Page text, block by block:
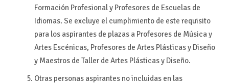
Formación Profesional y Profesores de Escuelas de
Idiomas. Se excluye el cumplimiento de este requisito
para los aspirantes de plazas a Profesores de Música y
Artes Escénicas, Profesores de Artes Plásticas y Diseño
y Maestros de Taller de Artes Plásticas y Diseño.
Otras personas aspirantes no incluidas en las